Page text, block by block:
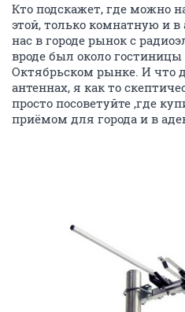
Кто подскажет, где можно
этой, только комнатную и
нас в городе рынок с
вроде был около
Октябрьском рынке. И что
антеннах, я как то
просто посоветуйте ,где
приёмом для города и в